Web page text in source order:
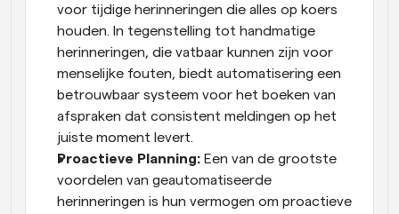
voor tijdige herinneringen die alles op koers
houden. In tegenstelling tot handmatige
herinneringen, die vatbaar kunnen zijn voor
menselijke fouten, biedt automatisering een
betrouwbaar systeem voor het boeken van
afspraken dat consistent meldingen op het
juiste moment levert.
Proactieve Planning: Een van de grootste
voordelen van geautomatiseerde
herinneringen is hun vermogen om proactieve